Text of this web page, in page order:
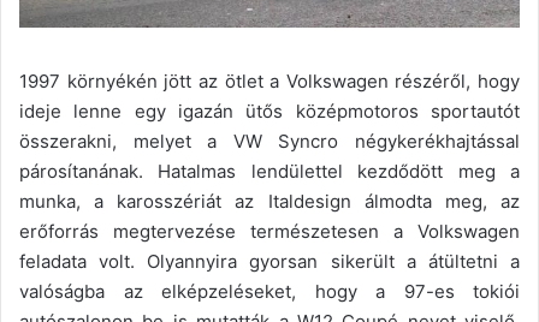
1997 környékén jött az ötlet a Volkswagen részéről, hogy
ideje lenne egy igazán ütős középmotoros sportautót
összerakni, melyet a VW Syncro négykerékhajtással
párosítanának. Hatalmas lendülettel kezdődött meg a
munka, a karosszériát az Italdesign álmodta meg, az
erőforrás megtervezése természetesen a Volkswagen
feladata volt. Olyannyira gyorsan sikerült a átültetni a
valóságba az elképzeléseket, hogy a 97-es tokiói